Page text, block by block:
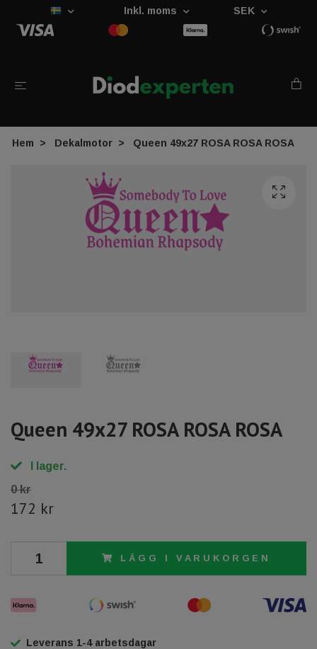
Inkl. moms SEK
Hem Dekalmotor Queen 49x27 ROSA ROSA ROSA
Queen 49x27 ROSA ROSA ROSA
I lager.
0 kr
172 kr
LÄGG I VARUKORGEN
Leverans 1-4 arbetsdagar